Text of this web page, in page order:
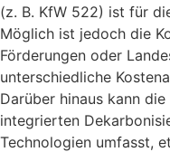
(z. B. KfW 522) ist für
Möglich ist jedoch die
Förderungen oder
unterschiedliche
Darüber hinaus kann
integrierten
Technologien umfasst,